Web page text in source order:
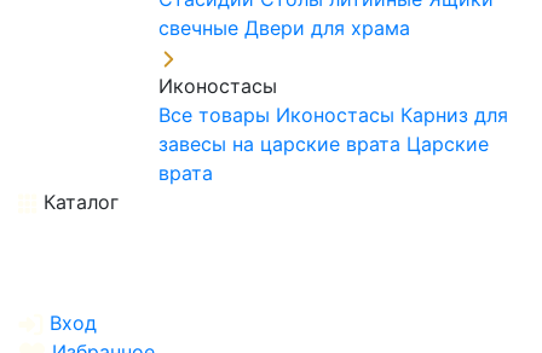
свечные Двери для храма
Иконостасы
Все товары Иконостасы Карниз для
завесы на царские врата Царские
врата
Каталог
Вход